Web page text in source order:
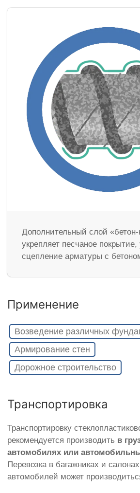
Дополнительный слой «бетон-
укрепляет песчаное
сцепление арматуры с
Применение
Возведение различных
Армирование стен
Дорожное строительство
Транспортировка
Транспортировку
рекомендуется производить в
автомобилях или
Перевозка в багажниках и
автомобилей может